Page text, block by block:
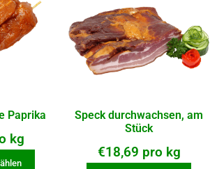
Paprika
kg
Speck durchwachsen, am
Stück
€18,69 pro kg